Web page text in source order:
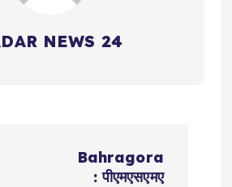
NEWS 24
Bahragora
: पीएमएसएमए